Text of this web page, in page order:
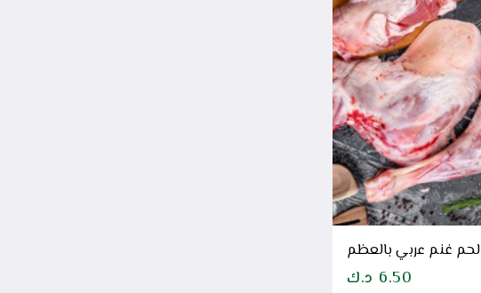
لحم غنم عربي بالعظم
6.50 د.ك